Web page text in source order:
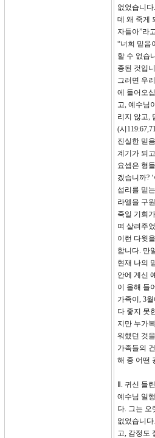
없었습니
데 왜 죽게
자들아”라
“너희 믿음
할 수 없습
종된 것입
그러면 우
에 들어오
고, 예수님
리지 않고,
(시
진실한 믿
계기가 되
요셉은 형
겠습니까?
섭리를 믿
라엘을 구
죽일 기회
며 살려주
이런 다윗
합니다. 만
현재 나의
안에 계신
이 올해 들
가족이, 3
다 좋지 못
지만 누가
워했던 것
가족들의
해 중 어떤
Ⅱ. 귀신 들
예수님 일
다. 그는 오
없었습니
고, 감정도